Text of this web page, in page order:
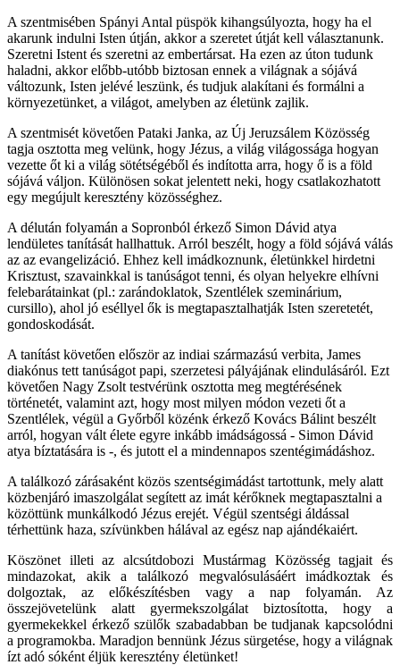
A szentmisében Spányi Antal püspök kihangsúlyozta, hogy ha el
akarunk indulni Isten útján, akkor a szeretet útját kell választanunk.
Szeretni Istent és szeretni az embertársat. Ha ezen az úton tudunk
haladni, akkor előbb-utóbb biztosan ennek a világnak a sójává
változunk, Isten jelévé leszünk, és tudjuk alakítani és formálni a
környezetünket, a világot, amelyben az életünk zajlik.
A szentmisét követően Pataki Janka, az Új Jeruzsálem Közösség
tagja osztotta meg velünk, hogy Jézus, a világ világossága hogyan
vezette őt ki a világ sötétségéből és indította arra, hogy ő is a föld
sójává váljon. Különösen sokat jelentett neki, hogy csatlakozhatott
egy megújult keresztény közösséghez.
A délután folyamán a Sopronból érkező Simon Dávid atya
lendületes tanítását hallhattuk. Arról beszélt, hogy a föld sójává válás
az az evangelizáció. Ehhez kell imádkoznunk, életünkkel hirdetni
Krisztust, szavainkkal is tanúságot tenni, és olyan helyekre elhívni
felebarátainkat (pl.: zarándoklatok, Szentlélek szeminárium,
cursillo), ahol jó eséllyel ők is megtapasztalhatják Isten szeretetét,
gondoskodását.
A tanítást követően először az indiai származású verbita, James
diakónus tett tanúságot papi, szerzetesi pályájának elindulásáról. Ezt
követően Nagy Zsolt testvérünk osztotta meg megtérésének
történetét, valamint azt, hogy most milyen módon vezeti őt a
Szentlélek, végül a Győrből közénk érkező Kovács Bálint beszélt
arról, hogyan vált élete egyre inkább imádságossá - Simon Dávid
atya bíztatására is -, és jutott el a mindennapos szentégimádáshoz.
A találkozó zárásaként közös szentségimádást tartottunk, mely alatt
közbenjáró imaszolgálat segített az imát kérőknek megtapasztalni a
közöttünk munkálkodó Jézus erejét. Végül szentségi áldással
térhettünk haza, szívünkben hálával az egész nap ajándékaiért.
Köszönet illeti az alcsútdobozi Mustármag Közösség tagjait és
mindazokat, akik a találkozó megvalósulásáért imádkoztak és
dolgoztak, az előkészítésben vagy a nap folyamán. Az
összejövetelünk alatt gyermekszolgálat biztosította, hogy a
gyermekekkel érkező szülők szabadabban be tudjanak kapcsolódni
a programokba. Maradjon bennünk Jézus sürgetése, hogy a világnak
ízt adó sóként éljük keresztény életünket!